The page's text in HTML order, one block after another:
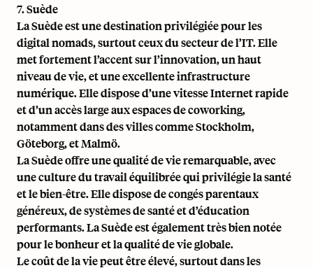
7. Suède
La Suède est une destination privilégiée pour les
digital nomads, surtout ceux du secteur de l’IT. Elle
met fortement l’accent sur l’innovation, un haut
niveau de vie, et une excellente infrastructure
numérique. Elle dispose d’une vitesse Internet rapide
et d’un accès large aux espaces de coworking,
notamment dans des villes comme Stockholm,
Göteborg, et Malmö.
La Suède offre une qualité de vie remarquable, avec
une culture du travail équilibrée qui privilégie la santé
et le bien-être. Elle dispose de congés parentaux
généreux, de systèmes de santé et d’éducation
performants. La Suède est également très bien notée
pour le bonheur et la qualité de vie globale.
Le coût de la vie peut être élevé, surtout dans les